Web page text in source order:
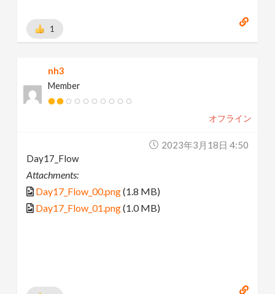
1
nh3
Member
オフライン
2023年3月18日 4:50
Day17_Flow
Attachments:
Day17_Flow_00.png(1.8 MB)
Day17_Flow_01.png(1.0 MB)